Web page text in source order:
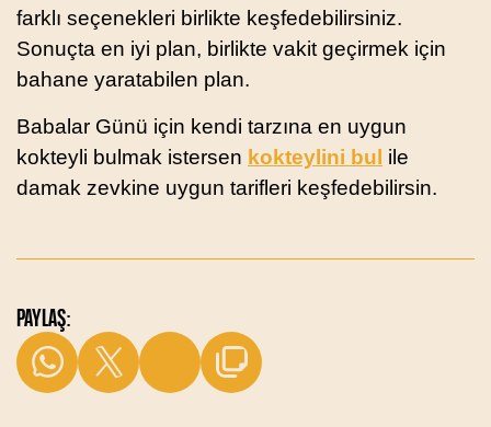
farklı seçenekleri birlikte keşfedebilirsiniz.
Sonuçta en iyi plan, birlikte vakit geçirmek için
bahane yaratabilen plan.
Babalar Günü için kendi tarzına en uygun
kokteyli bulmak istersen kokteylini bul ile
damak zevkine uygun tarifleri keşfedebilirsin.
PAYLAŞ: